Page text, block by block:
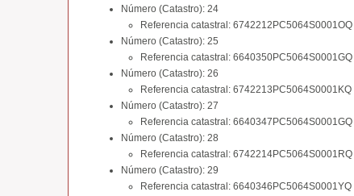
Número (Catastro): 24
Referencia catastral: 6742212PC5064S0001OQ
Número (Catastro): 25
Referencia catastral: 6640350PC5064S0001GQ
Número (Catastro): 26
Referencia catastral: 6742213PC5064S0001KQ
Número (Catastro): 27
Referencia catastral: 6640347PC5064S0001GQ
Número (Catastro): 28
Referencia catastral: 6742214PC5064S0001RQ
Número (Catastro): 29
Referencia catastral: 6640346PC5064S0001YQ